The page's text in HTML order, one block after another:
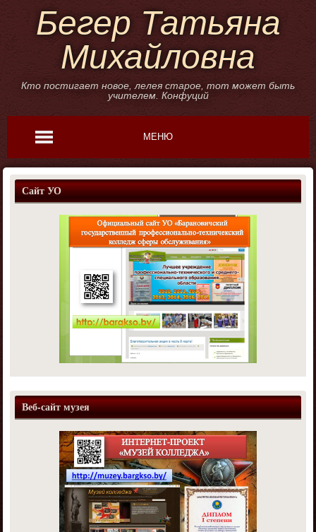
Бегер Татьяна
Михайловна
Кто постигает новое, лелея старое, тот может быть
учителем. Конфуций
МЕНЮ
Сайт УО
Веб-сайт музея